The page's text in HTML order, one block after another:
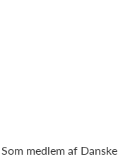
Som medlem af